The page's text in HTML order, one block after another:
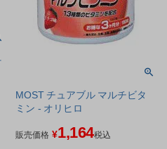
MOST チュアブル マルチビタ
ミン - オリヒロ
販売価格 ¥1,164税込